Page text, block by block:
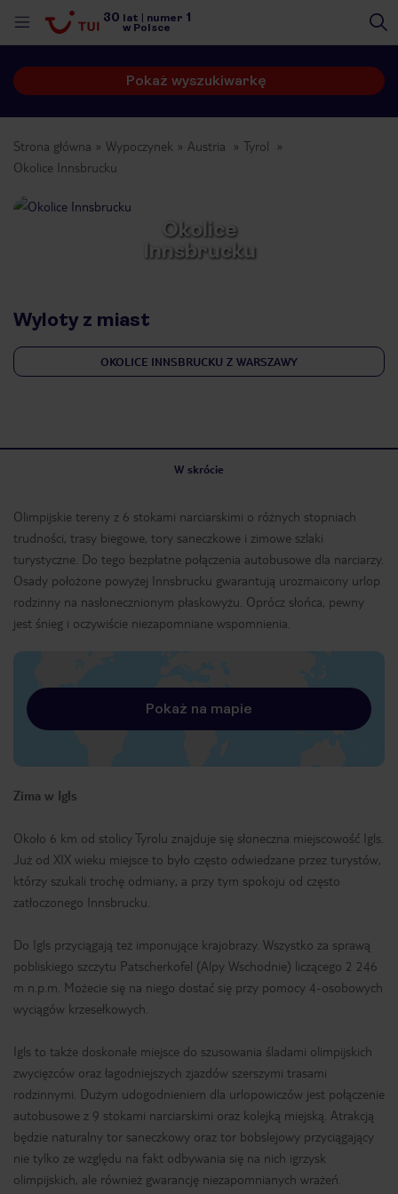
30 lat numer 1
w Polsce
Pokaż wyszukiwarkę
Strona główna Wypoczynek Austria
Tyrol
Okolice Innsbrucku
Okolice
Innsbrucku
Wyloty z miast
OKOLICE INNSBRUCKU Z WARSZAWY
W skrócie
Olimpijskie tereny z 6 stokami narciarskimi o różnych stopniach
trudności, trasy biegowe, tory saneczkowe i zimowe szlaki
turystyczne. Do tego bezpłatne połączenia autobusowe dla narciarzy.
Osady położone powyżej Innsbrucku gwarantują urozmaicony urlop
rodzinny na nasłonecznionym płaskowyżu. Oprócz słońca, pewny
jest śnieg i oczywiście niezapomniane wspomnienia.
Pokaż na mapie
Zima w Igls
Około 6 km od stolicy Tyrolu znajduje się słoneczna miejscowość Igls.
Już od XIX wieku miejsce to było często odwiedzane przez turystów,
którzy szukali trochę odmiany, a przy tym spokoju od często
zatłoczonego Innsbrucku.
Do Igls przyciągają też imponujące krajobrazy. Wszystko za sprawą
pobliskiego szczytu Patscherkofel (Alpy Wschodnie) liczącego 2 246
m n.p.m. Możecie się na niego dostać się przy pomocy 4-osobowych
wyciągów krzesełkowych.
Igls to także doskonałe miejsce do szusowania śladami olimpijskich
zwycięzców oraz łagodniejszych zjazdów szerszymi trasami
rodzinnymi. Dużym udogodnieniem dla urlopowiczów jest połączenie
autobusowe z 9 stokami narciarskimi oraz kolejką miejską. Atrakcją
będzie naturalny tor saneczkowy oraz tor bobslejowy przyciągający
nie tylko ze względu na fakt odbywania się na nich igrzysk
olimpijskich, ale również gwarancję niezapomnianych wrażeń.